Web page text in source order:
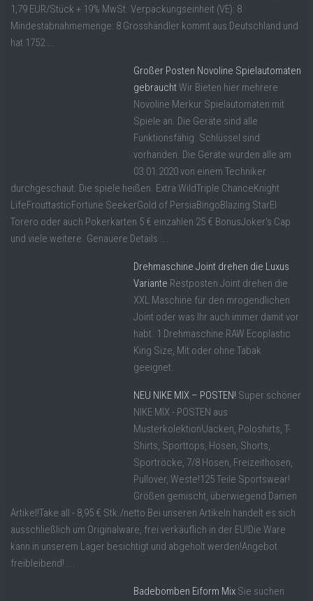
1,79 EUR/Stück + 19% MwSt. Verpackungseinheit (VE): 8
Mindestabnahmemenge: 8 Grosshändler kommt aus Deutschland und
hat 1752 ...
Großer Posten Novoline Spielautomaten
gebrauchtWir Bieten hier mehrere
Novoline Merkur Spielautomaten mit
Spiele an. Die Geräte sind alle
Funktionsfähig. Schlüssel sind
vorhanden. Die Geräte wurden alle am
03.01.2020 von einem Techniker
durchgeschaut. Die spiele heißen. Extra WildTriple ChanceKnight
LifeFrouttasticFortune SeekerGold of PersiaBingoBlazing StarEl
Torero oder auch Pokerkarten 5 € einzahlen 25 € BonusJoker's Cap
und viele weitere. Genauere Details ...
Drehmaschine Joint drehen die Luxus
Variante Restposten Joint drehen die
XXL Maschine für den mrogendlichen
Joint oder was Ihr auch immer damit vor
habt. 1 Drehmaschine RAW Ecoplastic
King Size, Mit oder ohne Tabak
geeignet.
NEU NIKE MIX – POSTEN! Super schöner
NIKE MIX - POSTEN aus
Musterkolektion!Jacken, Poloshirts, T-
Shirts, Sporttops, Hosen, Shorts,
Sportröcke, 7/8 Hosen, Freizeithosen,
Pullover, Weste!125 Teile Sportswear!
Größen gemischt, überwiegend Damen
Artikel!Take all - 8,95 € Stk./netto Bei unseren Artikeln handelt es sich
ausschließlich um Originalware, frei verkäuflich in der EU!Die Ware
kann in unserem Lager besichtigt und abgeholt werden!Angebot
freibleibend! ...
Badebomben Eiform Mix Sie suchen